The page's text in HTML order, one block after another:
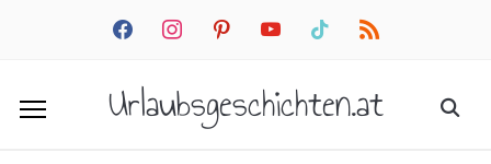
facebookinstagrampinterestyoutube tiktok rss
Urlaubsgeschichten.at